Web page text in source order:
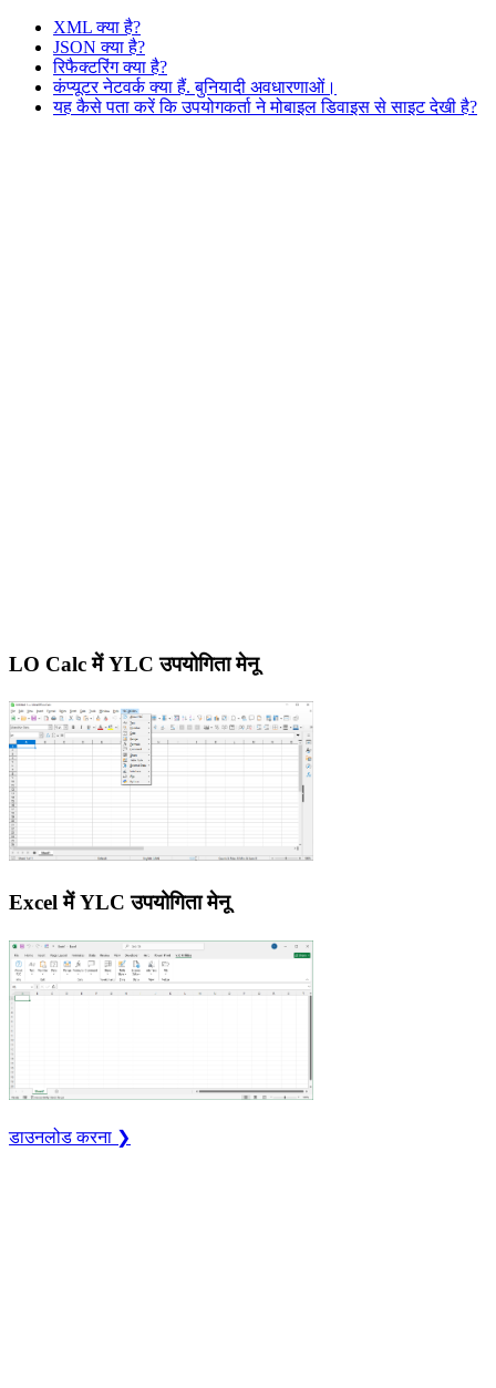
XML क्या है?
JSON क्या है?
रिफैक्टरिंग क्या है?
कंप्यूटर नेटवर्क क्या हैं. बुनियादी अवधारणाओं।
यह कैसे पता करें कि उपयोगकर्ता ने मोबाइल डिवाइस से साइट देखी है?
LO Calc में YLC उपयोगिता मेनू
Excel में YLC उपयोगिता मेनू
डाउनलोड करना ❯